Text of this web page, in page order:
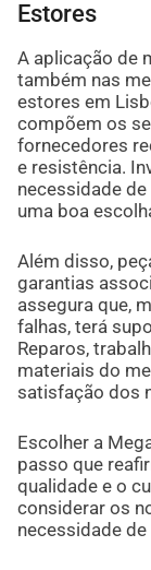
Estores
A aplicação de
também nas
estores em
compõem os
fornecedores
e resistência.
necessidade
uma boa
Além disso,
garantias
assegura que,
falhas, terá
Reparos,
materiais do
satisfação dos
Escolher a
passo que
qualidade e o
considerar os
necessidade